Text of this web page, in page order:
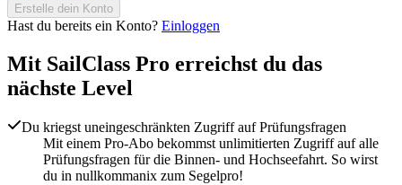
Erstelle dein Konto
Hast du bereits ein Konto? Einloggen
Mit SailClass Pro erreichst du das
nächste Level
Du kriegst uneingeschränkten Zugriff auf Prüfungsfragen
Mit einem Pro-Abo bekommst unlimitierten Zugriff auf alle
Prüfungsfragen für die Binnen- und Hochseefahrt. So wirst
du in nullkommanix zum Segelpro!